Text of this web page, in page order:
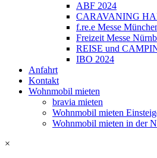
ABF 2024
CARAVANING
f.re.e Messe
Freizeit Messe
REISE und
IBO 2024
Anfahrt
Kontakt
Wohnmobil mieten
bravia mieten
Wohnmobil mieten
Wohnmobil mieten in der
×